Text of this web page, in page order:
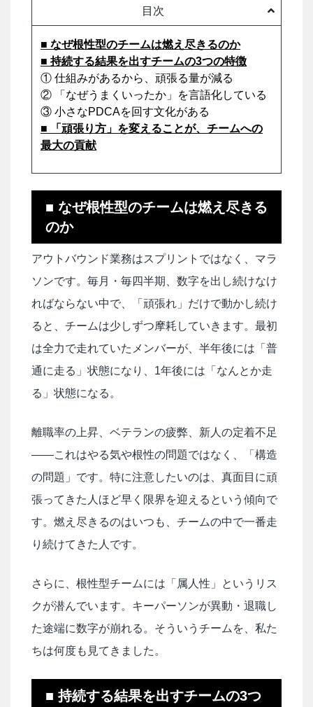
目次
■ なぜ根性型のチームは燃え尽きるのか
■ 持続する結果を出すチームの3つの特徴
① 仕組みがあるから、頑張る量が減る
② 「なぜうまくいったか」を言語化している
③ 小さなPDCAを回す文化がある
■ 「頑張り方」を変えることが、チームへの
最大の貢献
■ なぜ根性型のチームは燃え尽きる
のか
アウトバウンド業務はスプリントではなく、マラ
ソンです。毎月・毎四半期、数字を出し続けなけ
ればならない中で、「頑張れ」だけで動かし続け
ると、チームは少しずつ摩耗していきます。最初
は全力で走れていたメンバーが、半年後には「普
通に走る」状態になり、1年後には「なんとか走
る」状態になる。
離職率の上昇、ベテランの疲弊、新人の定着不足
——これはやる気や根性の問題ではなく、「構造
の問題」です。特に注意したいのは、真面目に頑
張ってきた人ほど早く限界を迎えるという傾向で
す。燃え尽きるのはいつも、チームの中で一番走
り続けてきた人です。
さらに、根性型チームには「属人性」というリス
クが潜んでいます。キーパーソンが異動・退職し
た途端に数字が崩れる。そういうチームを、私た
ちは何度も見てきました。
■ 持続する結果を出すチームの3つ